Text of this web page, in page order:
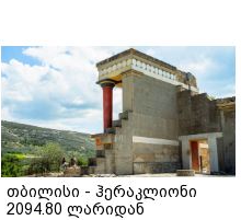
თბილისი - ჰერაკლიონი
2094.80 ლარიდან